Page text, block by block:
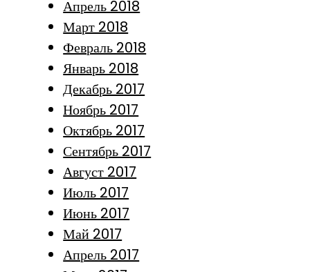
Апрель 2018
Март 2018
Февраль 2018
Январь 2018
Декабрь 2017
Ноябрь 2017
Октябрь 2017
Сентябрь 2017
Август 2017
Июль 2017
Июнь 2017
Май 2017
Апрель 2017